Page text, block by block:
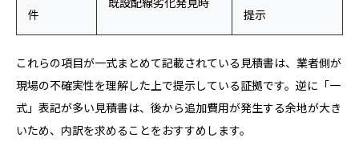
件
提示
これらの項目が一式まとめて記載されている見積書は、業者側が
現場の不確実性を理解した上で提示している証拠です。逆に「一
式」表記が多い見積書は、後から追加費用が発生する余地が大き
いため、内訳を求めることをおすすめします。